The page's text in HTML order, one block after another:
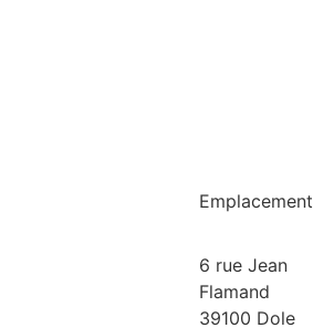
Emplacement
6 rue Jean
Flamand
39100 Dole